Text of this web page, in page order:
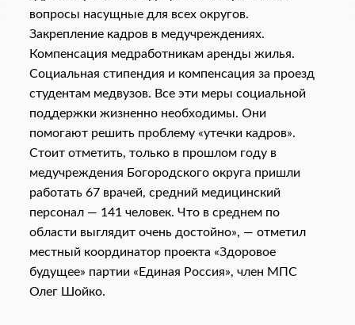
вопросы насущные для всех округов.
Закрепление кадров в медучреждениях.
Компенсация медработникам аренды жилья.
Социальная стипендия и компенсация за проезд
студентам медвузов. Все эти меры социальной
поддержки жизненно необходимы. Они
помогают решить проблему «утечки кадров».
Стоит отметить, только в прошлом году в
медучреждения Богородского округа пришли
работать 67 врачей, средний медицинский
персонал — 141 человек. Что в среднем по
области выглядит очень достойно», — отметил
местный координатор проекта «Здоровое
будущее» партии «Единая Россия», член МПС
Олег Шойко.